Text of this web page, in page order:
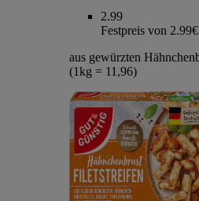
2.99
Festpreis von 2.99€
aus gewürzten
(1kg = 11,96)